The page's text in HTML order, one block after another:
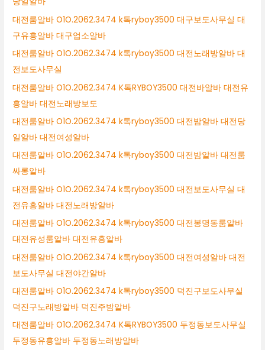
대전룸알바 O1O.2062.3474 k톡ryboy3500 대구보도사무실 대
구유흥알바 대구업소알바
대전룸알바 O1O.2062.3474 k톡ryboy3500 대전노래방알바 대
전보도사무실
대전룸알바 O1O.2062.3474 K톡RYBOY3500 대전바알바 대전유
흥알바 대전노래방보도
대전룸알바 O1O.2062.3474 k톡ryboy3500 대전밤알바 대전당
일알바 대전여성알바
대전룸알바 O1O.2062.3474 k톡ryboy3500 대전밤알바 대전룸
싸롱알바
대전룸알바 O1O.2062.3474 k톡ryboy3500 대전보도사무실 대
전유흥알바 대전노래방알바
대전룸알바 O1O.2062.3474 k톡ryboy3500 대전봉명동룸알바
대전유성룸알바 대전유흥알바
대전룸알바 O1O.2062.3474 k톡ryboy3500 대전여성알바 대전
보도사무실 대전야간알바
대전룸알바 O1O.2062.3474 k톡ryboy3500 덕진구보도사무실
덕진구노래방알바 덕진주밤알바
대전룸알바 O1O.2062.3474 K톡RYBOY3500 두정동보도사무실
두정동유흥알바 두정동노래방알바